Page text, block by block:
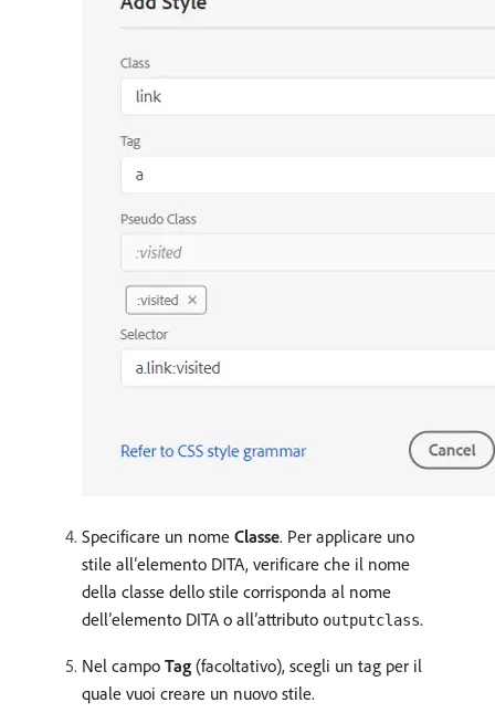
Specificare un nome Classe. Per applicare uno
stile all’elemento DITA, verificare che il nome
della classe dello stile corrisponda al nome
dell’elemento DITA o all’attributo outputclass.
Nel campo Tag (facoltativo), scegli un tag per il
quale vuoi creare un nuovo stile.